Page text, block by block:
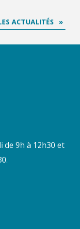
ACTUALITÉS
de 9h à 12h30 et